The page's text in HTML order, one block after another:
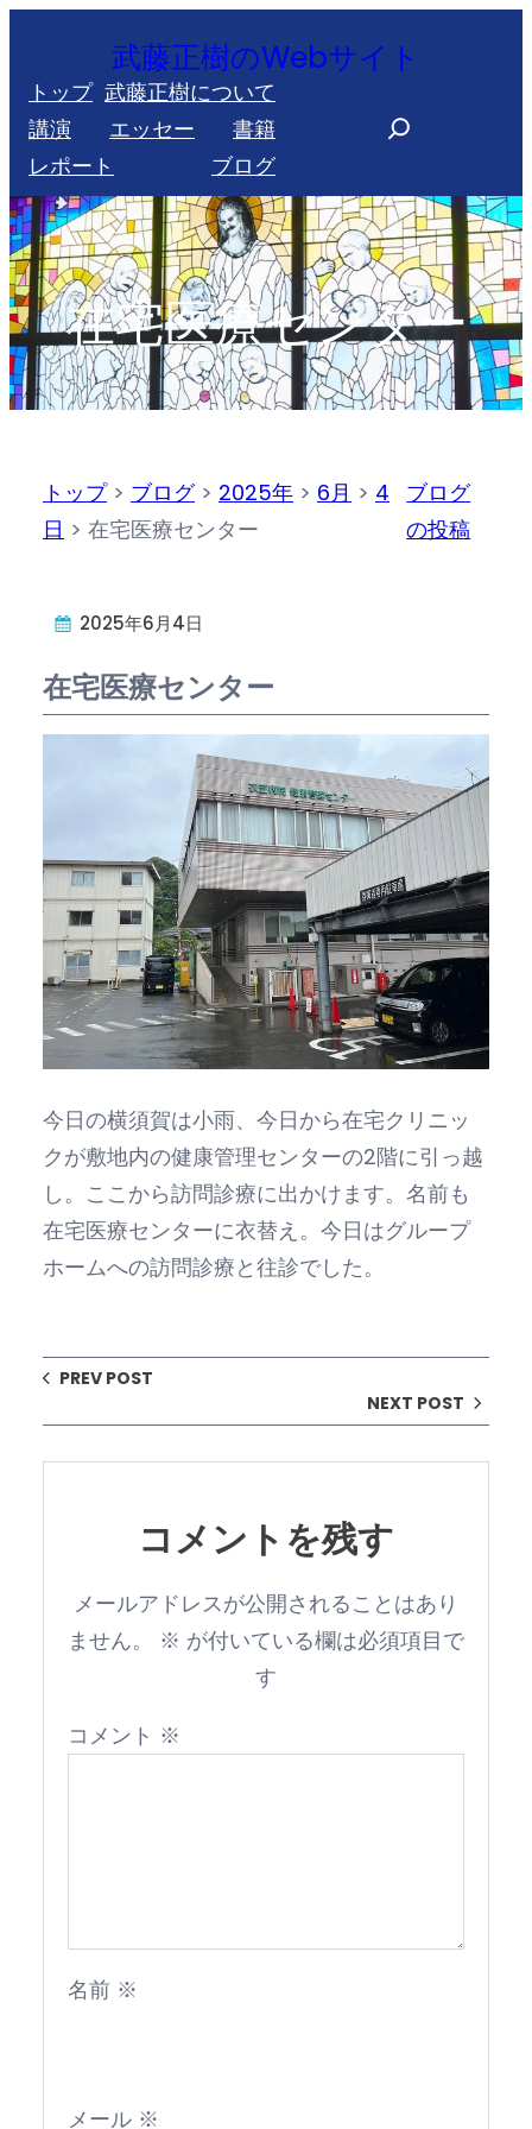
を
ス
キ
ッ
プ
武藤正樹のWebサイト
トップ 武藤正樹について
講演
エッセー
書籍
レポート
ブログ
r
c
h
在宅医療センター
トップ> ブログ> 2025年 > 6月 > 4
日 > 在宅医療センター
ブログ
の投稿
2025年6月4日
在宅医療センター
今日の横須賀は小雨、今日から在宅クリニッ
クが敷地内の健康管理センターの2階に引っ越
し。ここから訪問診療に出かけます。名前も
在宅医療センターに衣替え。今日はグループ
ホームへの訪問診療と往診でした。
PREV POST
NEXT POST
コメントを残す
メールアドレスが公開されることはあり
ません。
※ が付いている欄は必須項目で
す
コメント ※
名前 ※
メール ※